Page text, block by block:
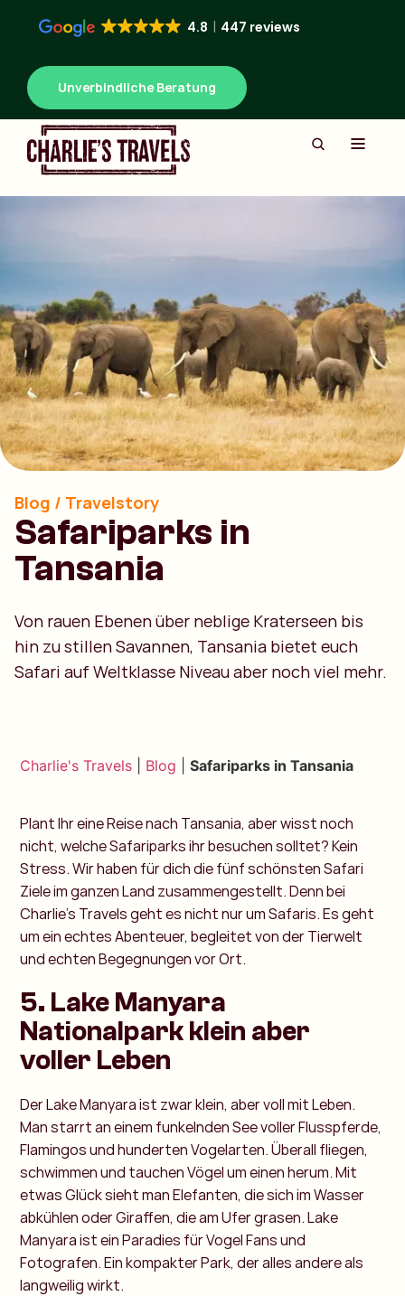
4.8 447 reviews
Unverbindliche Beratung
Blog / Travelstory
Safariparks in
Tansania
Von rauen Ebenen über neblige Kraterseen bis
hin zu stillen Savannen, Tansania bietet euch
Safari auf Weltklasse Niveau aber noch viel mehr.
Charlie's Travels Blog |Safariparks in Tansania
Plant Ihr eine Reise nach Tansania, aber wisst noch
nicht, welche Safariparks ihr besuchen solltet? Kein
Stress. Wir haben für dich die fünf schönsten Safari
Ziele im ganzen Land zusammengestellt. Denn bei
Charlie’s Travels geht es nicht nur um Safaris. Es geht
um ein echtes Abenteuer, begleitet von der Tierwelt
und echten Begegnungen vor Ort.
5. Lake Manyara
Nationalpark klein aber
voller Leben
Der Lake Manyara ist zwar klein, aber voll mit Leben.
Man starrt an einem funkelnden See voller Flusspferde,
Flamingos und hunderten Vogelarten. Überall fliegen,
schwimmen und tauchen Vögel um einen herum. Mit
etwas Glück sieht man Elefanten, die sich im Wasser
abkühlen oder Giraffen, die am Ufer grasen. Lake
Manyara ist ein Paradies für Vogel Fans und
Fotografen. Ein kompakter Park, der alles andere als
langweilig wirkt.